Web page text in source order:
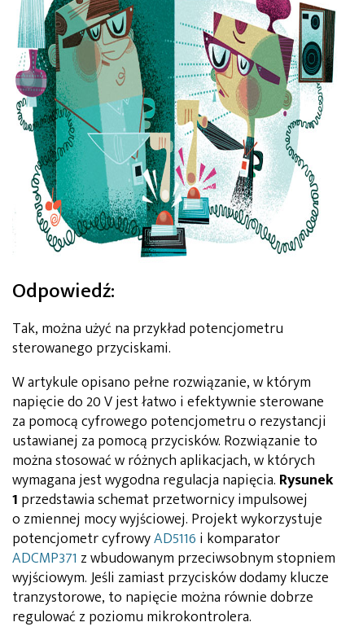
Odpowiedź:
Tak, można użyć na przykład potencjometru
sterowanego przyciskami.
W artykule opisano pełne rozwiązanie, w którym
napięcie do 20 V jest łatwo i efektywnie sterowane
za pomocą cyfrowego potencjometru o rezystancji
ustawianej za pomocą przycisków. Rozwiązanie to
można stosować w różnych aplikacjach, w których
wymagana jest wygodna regulacja napięcia. Rysunek
1 przedstawia schemat przetwornicy impulsowej
o zmiennej mocy wyjściowej. Projekt wykorzystuje
potencjometr cyfrowyAD5116 i komparator
ADCMP371 z wbudowanym przeciwsobnym stopniem
wyjściowym. Jeśli zamiast przycisków dodamy klucze
tranzystorowe, to napięcie można równie dobrze
regulować z poziomu mikrokontrolera.